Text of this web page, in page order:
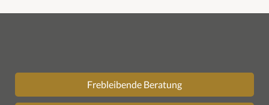
Frebleibende Beratung